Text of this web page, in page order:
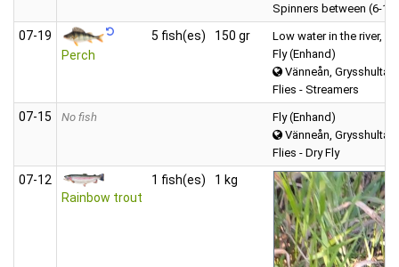
Spinners between (6-12
07‑19
Perch
5 fish(es) 150 gr
Low water in the river,
Fly (Enhand)
Vänneån,
Flies - Streamers
07‑15 No fish
Fly (Enhand)
Vänneån,
Flies - Dry Fly
07‑12
Rainbow trout
1 fish(es) 1 kg